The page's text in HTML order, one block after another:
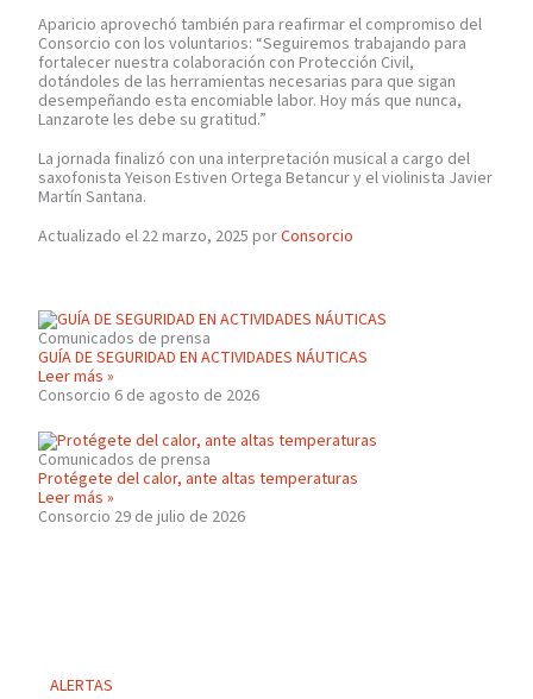
Aparicio aprovechó también para reafirmar el compromiso del
Consorcio con los voluntarios: “Seguiremos trabajando para
fortalecer nuestra colaboración con Protección Civil,
dotándoles de las herramientas necesarias para que sigan
desempeñando esta encomiable labor. Hoy más que nunca,
Lanzarote les debe su gratitud.”
La jornada finalizó con una interpretación musical a cargo del
saxofonista Yeison Estiven Ortega Betancur y el violinista Javier
Martín Santana.
Actualizado el 22 marzo, 2025 porConsorcio
Comunicados de prensa
GUÍA DE SEGURIDAD EN ACTIVIDADES NÁUTICAS
Leer más »
Consorcio 6 de agosto de 2026
Comunicados de prensa
Protégete del calor, ante altas temperaturas
Leer más »
Consorcio 29 de julio de 2026
ALERTAS